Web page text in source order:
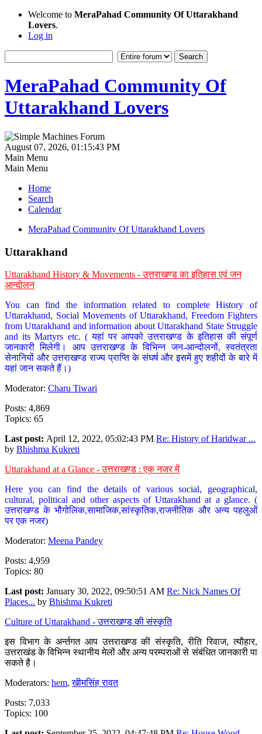
Welcome to MeraPahad Community Of Uttarakhand
Lovers.
Log in
MeraPahad Community Of
Uttarakhand Lovers
August 07, 2026, 01:15:43 PM
Main Menu
Main Menu
Home
Search
Calendar
MeraPahad Community Of Uttarakhand Lovers
Uttarakhand
Uttarakhand History & Movements - उत्तराखण्ड का इतिहास एवं जन
आन्दोलन
You can find the information related to complete History of
Uttarakhand, Social Movements of Uttarakhand, Freedom Fighters
from Uttarakhand and information about Uttarakhand State Struggle
and its Martyrs etc. ( यहां पर आपको उत्तराखण्ड के इतिहास की संपूर्ण
जानकारी मिलेगी। आप उत्तराखण्ड के विभिन्न जन-आन्दोलनों, स्वतंत्रता
सेनानियों और उत्तराखण्ड राज्य प्राप्ति के संघर्ष और इसमें हुए शहीदों के बारे में
यहां जान सकते हैं।)
Moderator: Charu Tiwari
Posts: 4,869
Topics: 65
Last post: April 12, 2022, 05:02:43 PM Re: History of Haridwar ...
by Bhishma Kukreti
Uttarakhand at a Glance - उत्तराखण्ड : एक नजर में
Here you can find the details of various social, geographical,
cultural, political and other aspects of Uttarakhand at a glance. (
उत्तराखण्ड के भौगोलिक,सामाजिक,सांस्कृतिक,राजनीतिक और अन्य पहलुओं
पर एक नजर)
Moderator: Meena Pandey
Posts: 4,959
Topics: 80
Last post: January 30, 2022, 09:50:51 AM Re: Nick Names Of
Places... by Bhishma Kukreti
Culture of Uttarakhand - उत्तराखण्ड की संस्कृति
इस विभाग के अर्न्तगत आप उत्तराखण्ड की संस्कृति, रीति रिवाज, त्यौहार,
उत्तराखंड के विभिन्न स्थानीय मेलों और अन्य परम्पराओं से संबंधित जानकारी पा
सकते है।
Moderators: hem,खीमसिंह रावत
Posts: 7,033
Topics: 100